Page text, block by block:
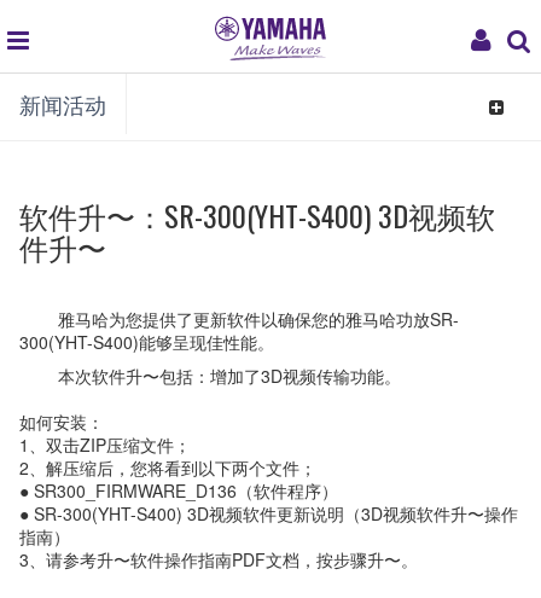
My
global
navigation
新闻活动
Toggle
软件升〜：SR-300(YHT-S400) 3D视频软
件升〜
雅马哈为您提供了更新软件以确保您的雅马哈功放SR-
300(YHT-S400)能够呈现佳性能。
本次软件升〜包括：增加了3D视频传输功能。
如何安装：
1、双击ZIP压缩文件；
2、解压缩后，您将看到以下两个文件；
● SR300_FIRMWARE_D136（软件程序）
● SR-300(YHT-S400) 3D视频软件更新说明（3D视频软件升〜操作
指南）
3、请参考升〜软件操作指南PDF文档，按步骤升〜。